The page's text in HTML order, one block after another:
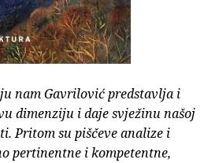
nam Gavrilović predstavlja i
dimenziju i daje svježinu našoj
Pritom su piščeve analize i
pertinentne i kompetentne,